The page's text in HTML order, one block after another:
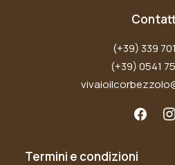
(+39) 339
(+39) 0541
Termini e condizioni